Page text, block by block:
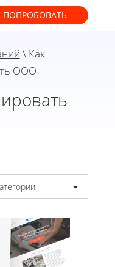
ПОПРОБОВАТЬ
\ Как
ООО